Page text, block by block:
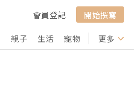
會員登記
開始撰寫
親子 生活 寵物 行山 打卡
更多